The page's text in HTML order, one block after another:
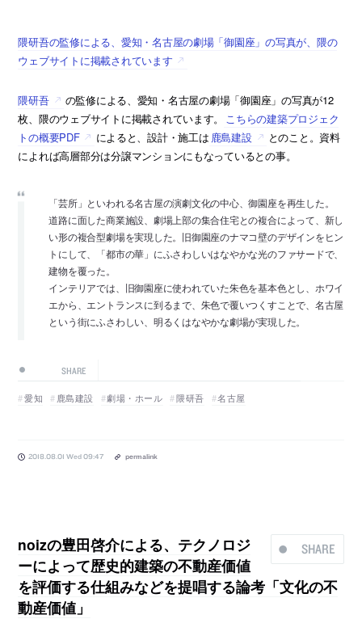
隈研吾の監修による、愛知・名古屋の劇場「御園座」の写真が、隈の
ウェブサイトに掲載されています
隈研吾
の監修による、愛知・名古屋の劇場「御園座」の写真が12
枚、隈のウェブサイトに掲載されています。
こちらの建築プロジェク
トの概要PDF
によると、設計・施工は 鹿島建設
とのこと。資料
によれば高層部分は分譲マンションにもなっているとの事。
「芸所」といわれる名古屋の演劇文化の中心、御園座を再生した。
道路に面した商業施設、劇場上部の集合住宅との複合によって、新し
い形の複合型劇場を実現した。旧御園座のナマコ壁のデザインをヒン
トにして、「都市の華」にふさわしいはなやかな光のファサードで、
建物を覆った。
インテリアでは、旧御園座に使われていた朱色を基本色とし、ホワイ
エから、エントランスに到るまで、朱色で覆いつくすことで、名古屋
という街にふさわしい、明るくはなやかな劇場が実現した。
SHARE
愛知 鹿島建設 劇場・ホール 隈研吾 名古屋
2018.08.01 Wed 09:47 permalink
SHARE
noizの豊田啓介による、テクノロジ
ーによって歴史的建築の不動産価値
を評価する仕組みなどを提唱する論考「文化の不
動産価値」